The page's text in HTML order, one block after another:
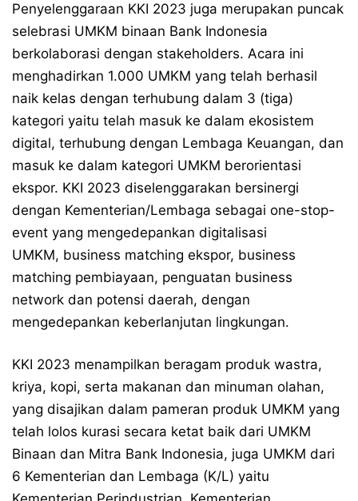
Penyelenggaraan KKI 2023 juga merupakan puncak
selebrasi UMKM binaan Bank Indonesia
berkolaborasi dengan stakeholders. Acara ini
menghadirkan 1.000 UMKM yang telah berhasil
naik kelas dengan terhubung dalam 3 (tiga)
kategori yaitu telah masuk ke dalam ekosistem
digital, terhubung dengan Lembaga Keuangan, dan
masuk ke dalam kategori UMKM berorientasi
ekspor. KKI 2023 diselenggarakan bersinergi
dengan Kementerian/Lembaga sebagai one-stop-
event yang mengedepankan digitalisasi
UMKM, business matching ekspor, business
matching pembiayaan, penguatan business
network dan potensi daerah, dengan
mengedepankan keberlanjutan lingkungan.
KKI 2023 menampilkan beragam produk wastra,
kriya, kopi, serta makanan dan minuman olahan,
yang disajikan dalam pameran produk UMKM yang
telah lolos kurasi secara ketat baik dari UMKM
Binaan dan Mitra Bank Indonesia, juga UMKM dari
6 Kementerian dan Lembaga (K/L) yaitu